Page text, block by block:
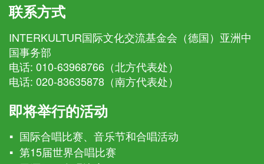
联系方式
INTERKULTUR国际文化交流基金会（德国）亚洲中
国事务部
电话: 010-63968766（北方代表处）
电话: 020-83635878（南方代表处）
即将举行的活动
国际合唱比赛、音乐节和合唱活动
第15届世界合唱比赛